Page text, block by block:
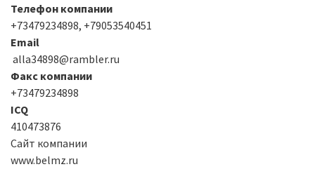
Телефон компании
+73479234898, +79053540451
Email
alla34898@rambler.ru
Факс компании
+73479234898
ICQ
410473876
Сайт компании
www.belmz.ru